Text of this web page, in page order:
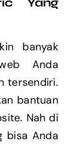
banyak
Anda
tersendiri.
bantuan
Nah di
bisa Anda